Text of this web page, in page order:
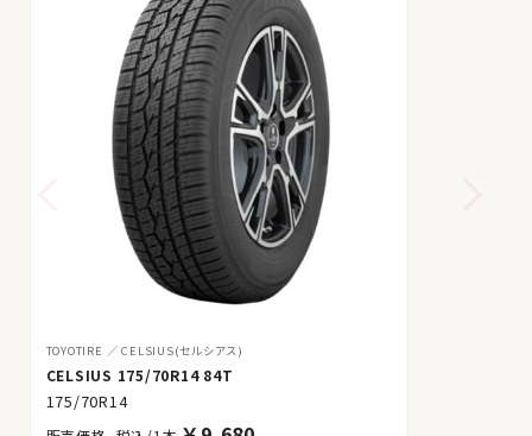
TOYOTIRE CELSIUS(セルシアス)
CELSIUS 175/70R14 84T
175/70R14